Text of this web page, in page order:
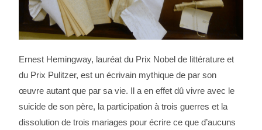
Ernest Hemingway, lauréat du Prix Nobel de littérature et
du Prix Pulitzer, est un écrivain mythique de par son
œuvre autant que par sa vie. Il a en effet dû vivre avec le
suicide de son père, la participation à trois guerres et la
dissolution de trois mariages pour écrire ce que d’aucuns